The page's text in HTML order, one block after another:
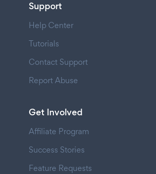
Support
Help Center
Tutorials
Contact Support
Report Abuse
Get Involved
Affiliate Program
Success Stories
Feature Requests